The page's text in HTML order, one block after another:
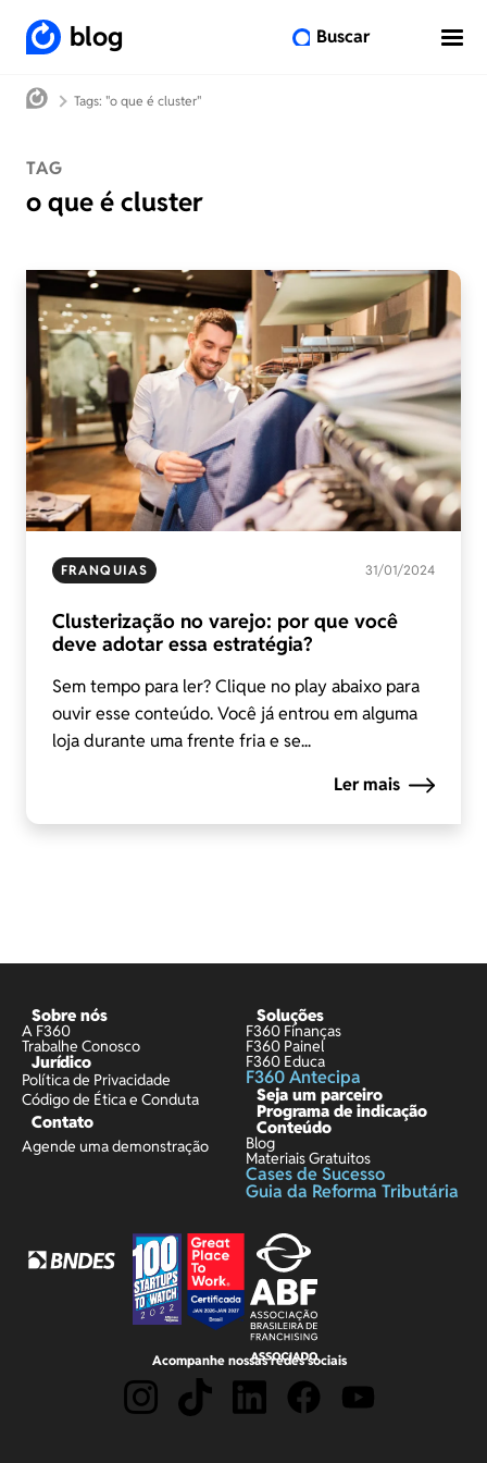
blog Buscar
Tags: "o que é cluster"
TAG
o que é cluster
FRANQUIAS 31/01/2024
Clusterização no varejo: por que você
deve adotar essa estratégia?
Sem tempo para ler? Clique no play abaixo para
ouvir esse conteúdo. Você já entrou em alguma
loja durante uma frente fria e se...
Ler mais
Sobre nós
A F360
Trabalhe Conosco
Jurídico
Política de Privacidade
Código de Ética e Conduta
Contato
Agende uma demonstração
Soluções
F360 Finanças
F360 Painel
F360 Educa
F360 Antecipa
Seja um parceiro
Programa de indicação
Conteúdo
Blog
Materiais Gratuitos
Cases de Sucesso
Guia da Reforma Tributária
Acompanhe nossas redes sociais